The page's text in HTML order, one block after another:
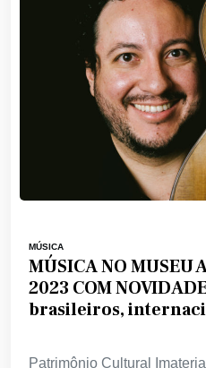
MÚSICA
MÚSICA NO MUSEU
2023 COM
brasileiros,
Patrimônio Cultural